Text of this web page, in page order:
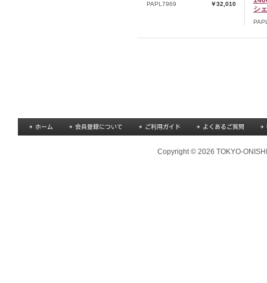
PAPL7969 ￥32,010
シ
Copyright © 2026 TOKYO-